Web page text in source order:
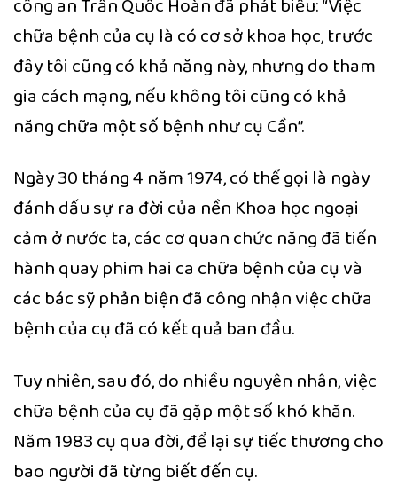
công an Trần Quốc Hoàn đã phát biểu: “Việc
chữa bệnh của cụ là có cơ sở khoa học, trước
đây tôi cũng có khả năng này, nhưng do tham
gia cách mạng, nếu không tôi cũng có khả
năng chữa một số bệnh như cụ Cần”.
Ngày 30 tháng 4 năm 1974, có thể gọi là ngày
đánh dấu sự ra đời của nền Khoa học ngoại
cảm ở nước ta, các cơ quan chức năng đã tiến
hành quay phim hai ca chữa bệnh của cụ và
các bác sỹ phản biện đã công nhận việc chữa
bệnh của cụ đã có kết quả ban đầu.
Tuy nhiên, sau đó, do nhiều nguyên nhân, việc
chữa bệnh của cụ đã gặp một số khó khăn.
Năm 1983 cụ qua đời, để lại sự tiếc thương cho
bao người đã từng biết đến cụ.